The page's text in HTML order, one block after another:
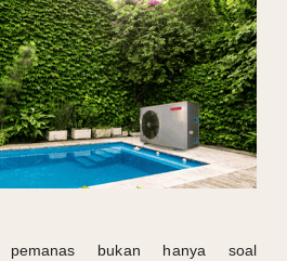
pemanas bukan hanya soal